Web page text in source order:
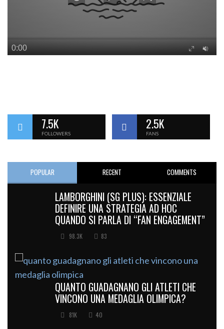
7.5K
FOLLOWERS
2.5K
FANS
POPULAR RECENT COMMENTS
LAMBORGHINI (SG PLUS): ESSENZIALE
DEFINIRE UNA STRATEGIA AD HOC
QUANDO SI PARLA DI “FAN ENGAGEMENT”
98.3K 83
QUANTO GUADAGNANO GLI ATLETI CHE
VINCONO UNA MEDAGLIA OLIMPICA?
81K 40